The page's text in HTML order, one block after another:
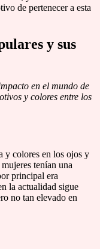
de pertenecer a esta
y sus
en el mundo de
y colores entre los
y colores en los ojos y
tenían una
principal era
la actualidad sigue
no tan elevado en